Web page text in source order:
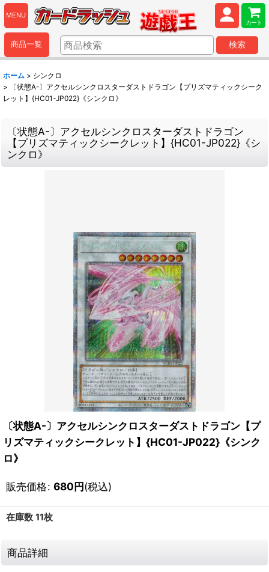
MENU
カート
商品一覧 検索
ホーム > シンクロ
>
〔状態A-〕アクセルシンクロスターダストドラゴン【プリズマティックシーク
レット】{HC01-JP022}《シンクロ》
〔状態A-〕アクセルシンクロスターダストドラゴン
【プリズマティックシークレット】{HC01-JP022}《シ
ンクロ》
〔状態A-〕アクセルシンクロスターダストドラゴン【プ
リズマティックシークレット】{HC01-JP022}《シンク
ロ》
販売価格: 680円(税込)
在庫数 11枚
商品詳細